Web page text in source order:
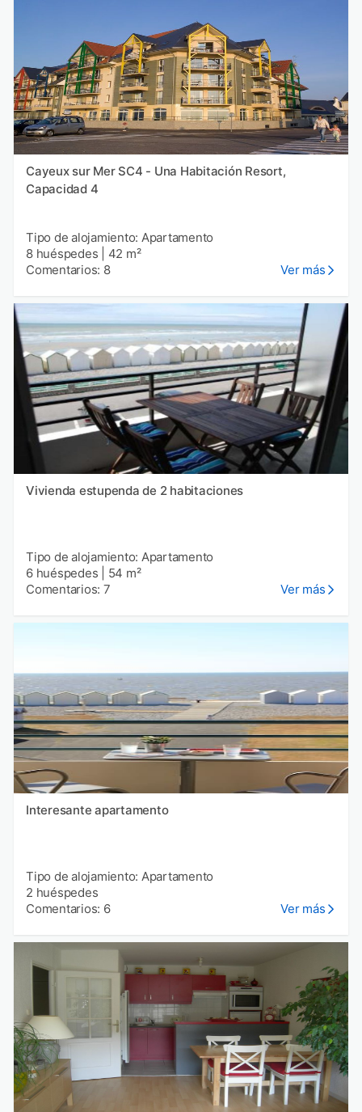
Cayeux sur Mer SC4 - Una Habitación Resort,
Capacidad 4
Tipo de alojamiento: Apartamento
8 huéspedes
42 m²
Comentarios: 8
Ver más
Vivienda estupenda de 2 habitaciones
Tipo de alojamiento: Apartamento
6 huéspedes
54 m²
Comentarios: 7
Ver más
Interesante apartamento
Tipo de alojamiento: Apartamento
2 huéspedes
Comentarios: 6
Ver más